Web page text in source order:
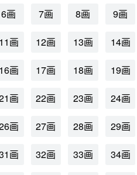
6画 7画 8画 9画
11画 12画 13画 14画
16画 17画 18画 19画
画 22画 23画 24画
画 27画 28画 29画
画 32画 33画 34画